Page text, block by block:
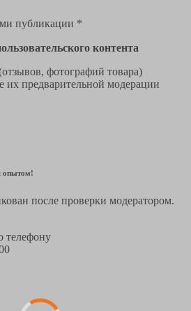
публикации *
контента
фотографий товара)
их предварительной модерации
опытом!
после проверки модератором.
телефону